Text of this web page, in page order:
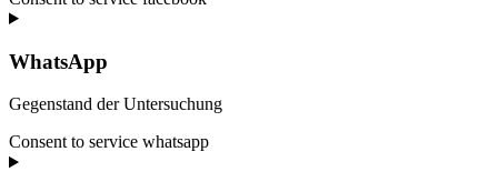
WhatsApp
Gegenstand der Untersuchung
Consent to service whatsapp